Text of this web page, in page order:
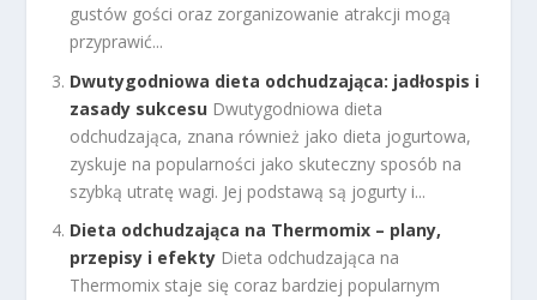
gustów gości oraz zorganizowanie atrakcji mogą
przyprawić...
Dwutygodniowa dieta odchudzająca: jadłospis i
zasady sukcesu Dwutygodniowa dieta
odchudzająca, znana również jako dieta jogurtowa,
zyskuje na popularności jako skuteczny sposób na
szybką utratę wagi. Jej podstawą są jogurty i...
Dieta odchudzająca na Thermomix – plany,
przepisy i efekty Dieta odchudzająca na
Thermomix staje się coraz bardziej popularnym